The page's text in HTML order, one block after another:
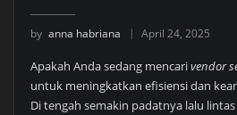
by anna habriana April 24, 2025
Apakah Anda sedang mencarivendor
untuk meningkatkan efisiensi dan
Di tengah semakin padatnya lalu